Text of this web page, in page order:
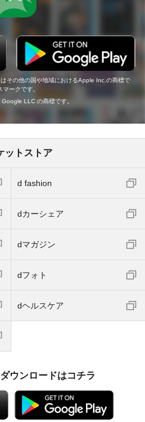
その他の国や地域におけるApple Inc.の商標で
ークです。
LLC の商標です。
ットストア
d fashion
dカーシェア
dマガジン
dフォト
dヘルスケア
ウンロードはコチラ